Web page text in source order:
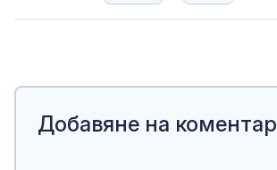
Добавяне на коментар